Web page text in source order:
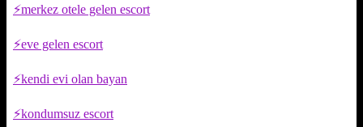
merkez otele gelen escort
eve gelen escort
kendi evi olan bayan
kondumsuz escort